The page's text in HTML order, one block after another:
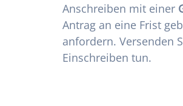
Anschreiben mit einer
Antrag an eine Frist
anfordern. Versenden
Einschreiben tun.